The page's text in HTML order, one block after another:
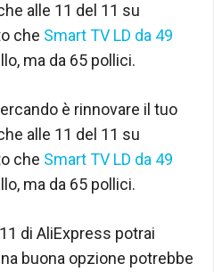
alle 11 del 11 su
che Smart TV LD da 49
ma da 65 pollici.
è rinnovare il tuo
alle 11 del 11 su
che Smart TV LD da 49
ma da 65 pollici.
di AliExpress potrai
buona opzione potrebbe